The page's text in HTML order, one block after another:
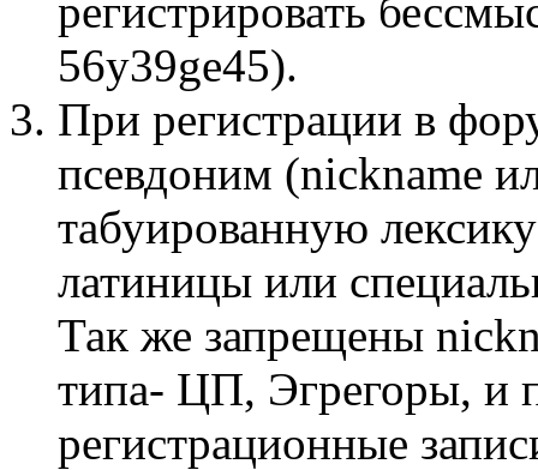
регистрировать
56y39ge45).
При регистрации в
псевдоним (nickname
табуированную
латиницы или
Так же запрещены
типа- ЦП, Эгрегоры, и
регистрационные